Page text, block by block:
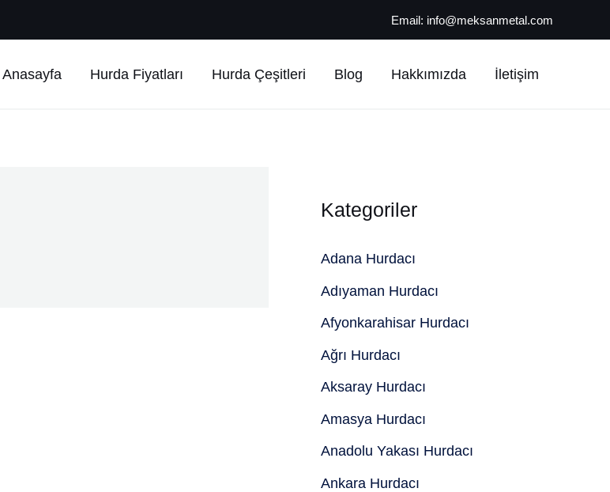
Email: info@meksanmetal.com
Anasayfa Hurda Fiyatları Hurda Çeşitleri Blog Hakkımızda İletişim
Kategoriler
Adana Hurdacı
Adıyaman Hurdacı
Afyonkarahisar Hurdacı
Ağrı Hurdacı
Aksaray Hurdacı
Amasya Hurdacı
Anadolu Yakası Hurdacı
Ankara Hurdacı